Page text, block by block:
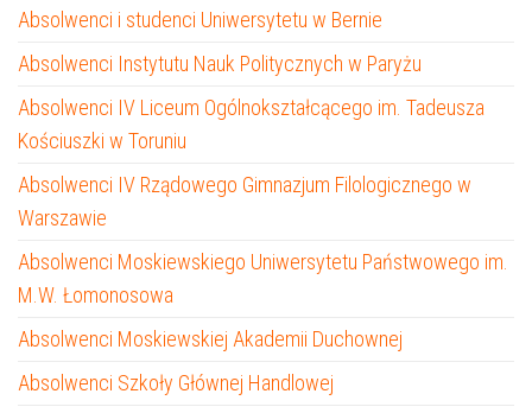
Absolwenci i studenci Uniwersytetu w Bernie
Absolwenci Instytutu Nauk Politycznych w Paryżu
Absolwenci IV Liceum Ogólnokształcącego im. Tadeusza
Kościuszki w Toruniu
Absolwenci IV Rządowego Gimnazjum Filologicznego w
Warszawie
Absolwenci Moskiewskiego Uniwersytetu Państwowego im.
M.W. Łomonosowa
Absolwenci Moskiewskiej Akademii Duchownej
Absolwenci Szkoły Głównej Handlowej